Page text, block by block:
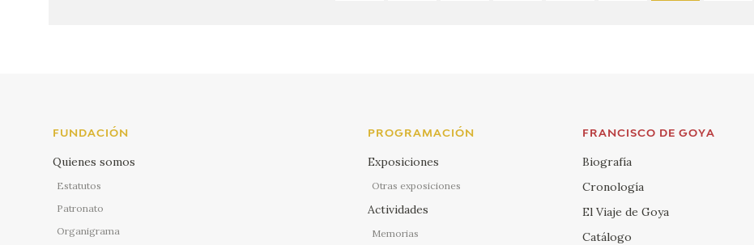
FUNDACIÓN
Quienes somos
Estatutos
Patronato
Organigrama
PROGRAMACIÓN
Exposiciones
Otras exposiciones
Actividades
Memorias
FRANCISCO DE GOYA
Biografía
Cronología
El Viaje de Goya
Catálogo